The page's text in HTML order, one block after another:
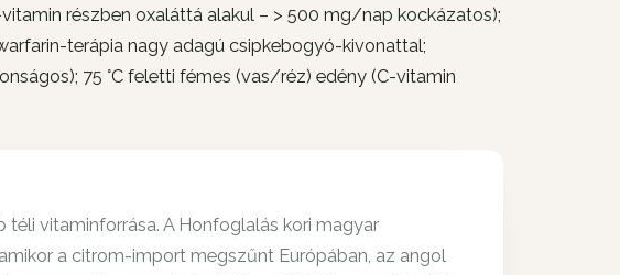
részben oxaláttá alakul – > 500 mg/nap kockázatos);
terápia nagy adagú csipkebogyó-kivonattal;
75 °C feletti fémes (vas/réz) edény (C-vitamin
vitaminforrása. A Honfoglalás kori magyar
a citrom-import megszűnt Európában, az angol